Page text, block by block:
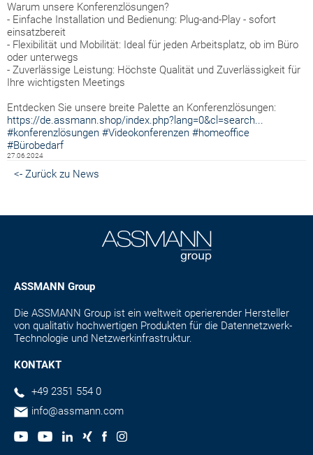
Warum unsere Konferenzlösungen?
- Einfache Installation und Bedienung: Plug-and-Play - sofort
einsatzbereit
- Flexibilität und Mobilität: Ideal für jeden Arbeitsplatz, ob im Büro
oder unterwegs
- Zuverlässige Leistung: Höchste Qualität und Zuverlässigkeit für
Ihre wichtigsten Meetings
Entdecken Sie unsere breite Palette an Konferenzlösungen:
https://de.assmann.shop/index.php?lang=0&cl=search...
#konferenzlösungen #Videokonferenzen #homeoffice
#Bürobedarf
27.06.2024
<- Zurück zu News
ASSMANN Group
Die ASSMANN Group ist ein weltweit operierender Hersteller
von qualitativ hochwertigen Produkten für die Datennetzwerk-
Technologie und Netzwerkinfrastruktur.
KONTAKT
+49 2351 554 0
info@assmann.com